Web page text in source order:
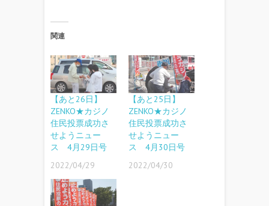
関連
【あと26日】
ZENKO★カジノ
住民投票成功さ
せようニュー
ス 4月29日号
2022/04/29
【あと25日】
ZENKO★カジノ
住民投票成功さ
せようニュー
ス 4月30日号
2022/04/30